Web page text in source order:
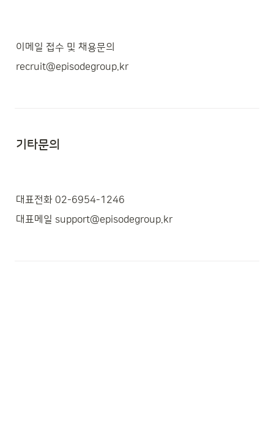
이메일 접수 및 채용문의
recruit@episodegroup.kr
기타문의
대표전화 02-6954-1246
대표메일 support@episodegroup.kr